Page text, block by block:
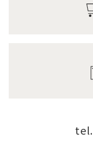
tel.